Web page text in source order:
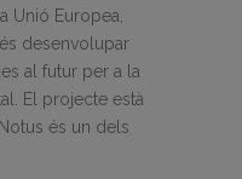
Unió Europea,
desenvolupar
al futur per a la
El projecte està
és un dels